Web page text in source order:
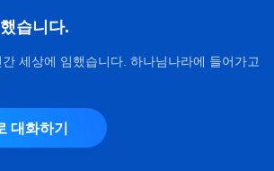
습니다.
세상에 임했습니다. 하나님나라에 들어가고
대화하기